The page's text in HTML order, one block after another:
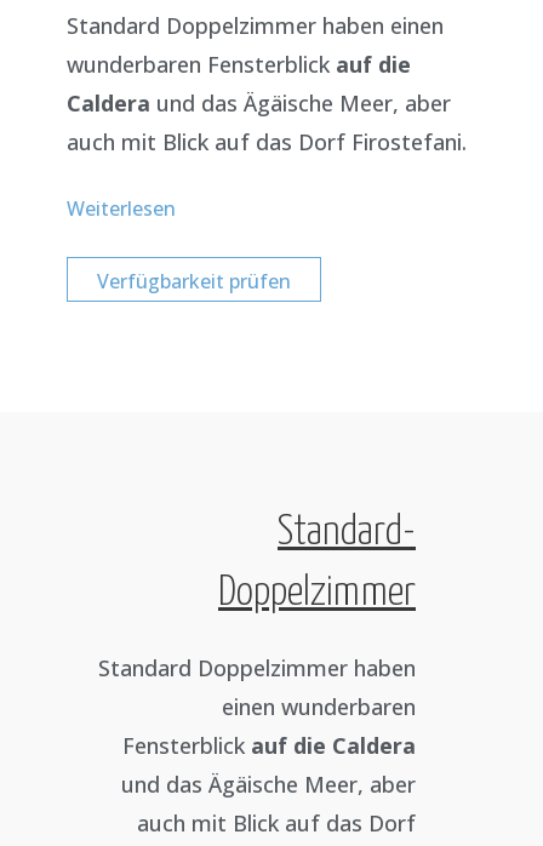
Standard Doppelzimmer haben einen
wunderbaren Fensterblick auf die
Caldera und das Ägäische Meer, aber
auch mit Blick auf das Dorf Firostefani.
Weiterlesen
Verfügbarkeit prüfen
Standard-
Doppelzimmer
Standard Doppelzimmer haben
einen wunderbaren
Fensterblick auf die Caldera
und das Ägäische Meer, aber
auch mit Blick auf das Dorf